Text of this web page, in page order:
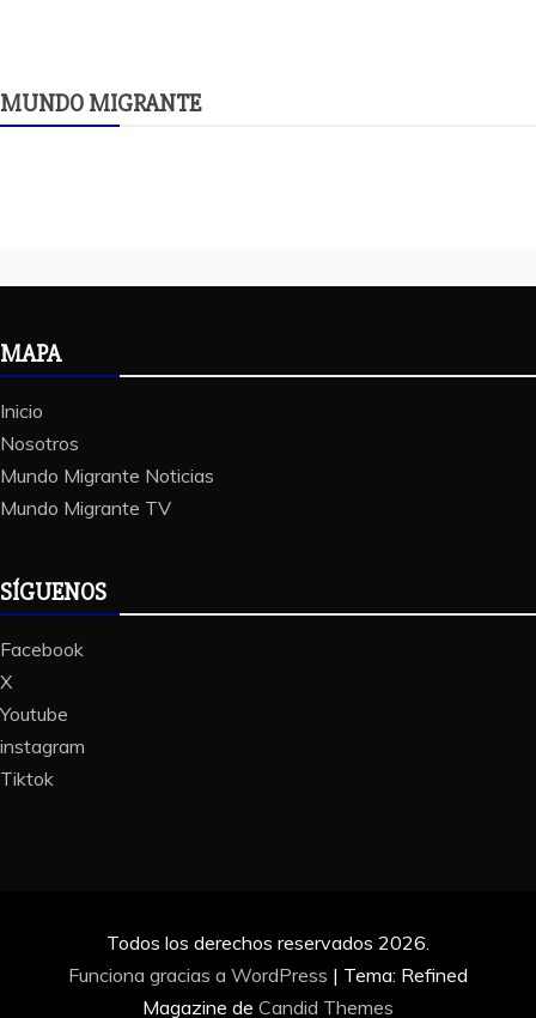
MUNDO MIGRANTE
MAPA
Inicio
Nosotros
Mundo Migrante Noticias
Mundo Migrante TV
SÍGUENOS
Facebook
X
Youtube
instagram
Tiktok
Todos los derechos reservados 2026.
Funciona gracias a WordPress | Tema: Refined
Magazine de Candid Themes